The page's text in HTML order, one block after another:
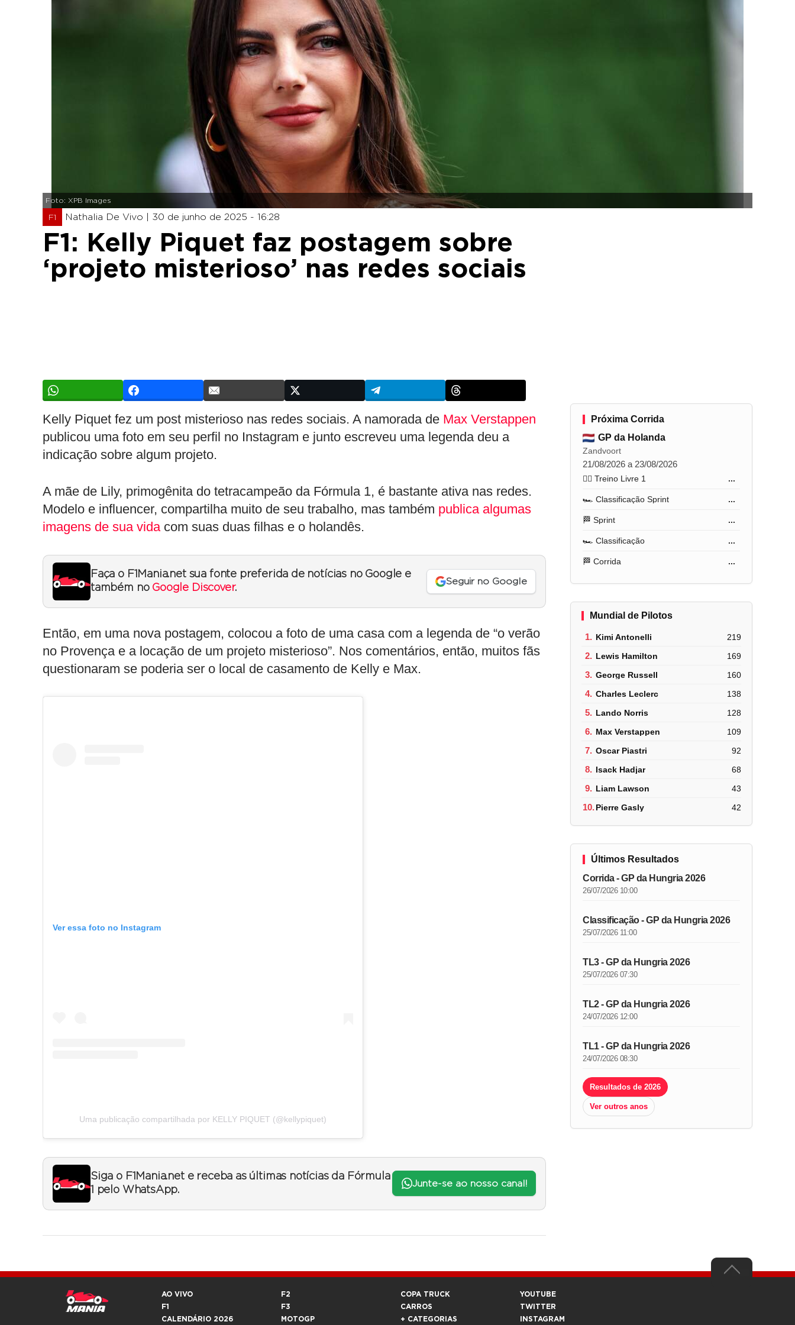
Foto: XPB Images
F1 Nathalia De Vivo | 30 de junho de 2025 - 16:28
F1: Kelly Piquet faz postagem sobre
‘projeto misterioso’ nas redes sociais
Kelly Piquet fez um post misterioso nas redes sociais. A namorada de Max Verstappen
publicou uma foto em seu perfil no Instagram e junto escreveu uma legenda deu a
indicação sobre algum projeto.
A mãe de Lily, primogênita do tetracampeão da Fórmula 1, é bastante ativa nas redes.
Modelo e influencer, compartilha muito de seu trabalho, mas também publica algumas
imagens de sua vidacom suas duas filhas e o holandês.
Faça o F1Mania.net sua fonte preferida de notícias no Google e
também no Google Discover.
Seguir no Google
Então, em uma nova postagem, colocou a foto de uma casa com a legenda de “o verão
no Provença e a locação de um projeto misterioso”. Nos comentários, então, muitos fãs
questionaram se poderia ser o local de casamento de Kelly e Max.
Ver essa foto no Instagram
Uma publicação compartilhada por KELLY PIQUET (@kellypiquet)
Siga o F1Mania.net e receba as últimas notícias da Fórmula
1 pelo WhatsApp.
Junte-se ao nosso canal!
Próxima Corrida
GP da Holanda
Zandvoort
21/08/2026 a 23/08/2026
🏋️‍♂️ Treino Livre 1 ...
🏎️ Classificação Sprint ...
🏁 Sprint ...
🏎️ Classificação ...
🏁 Corrida ...
Mundial de Pilotos
1. Kimi Antonelli 219
2. Lewis Hamilton 169
3. George Russell 160
4. Charles Leclerc 138
5. Lando Norris 128
6. Max Verstappen 109
7. Oscar Piastri 92
8. Isack Hadjar 68
9. Liam Lawson 43
10.Pierre Gasly 42
Últimos Resultados
Corrida - GP da Hungria 2026
26/07/2026 10:00
Classificação - GP da Hungria 2026
25/07/2026 11:00
TL3 - GP da Hungria 2026
25/07/2026 07:30
TL2 - GP da Hungria 2026
24/07/2026 12:00
TL1 - GP da Hungria 2026
24/07/2026 08:30
Resultados de 2026
Ver outros anos
AO VIVO
F1
CALENDÁRIO 2026
F2
F3
MOTOGP
COPA TRUCK
CARROS
+ CATEGORIAS
YOUTUBE
TWITTER
INSTAGRAM